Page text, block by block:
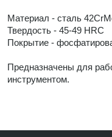
Материал - сталь
Твердость - 45-49 HRC
Покрытие -
Предназначены для
инструментом.